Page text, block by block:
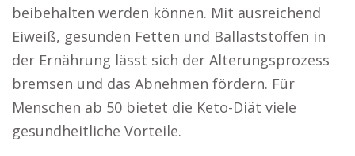
beibehalten werden können. Mit ausreichend
Eiweiß, gesunden Fetten und Ballaststoffen in
der Ernährung lässt sich der Alterungsprozess
bremsen und das Abnehmen fördern. Für
Menschen ab 50 bietet die Keto-Diät viele
gesundheitliche Vorteile.